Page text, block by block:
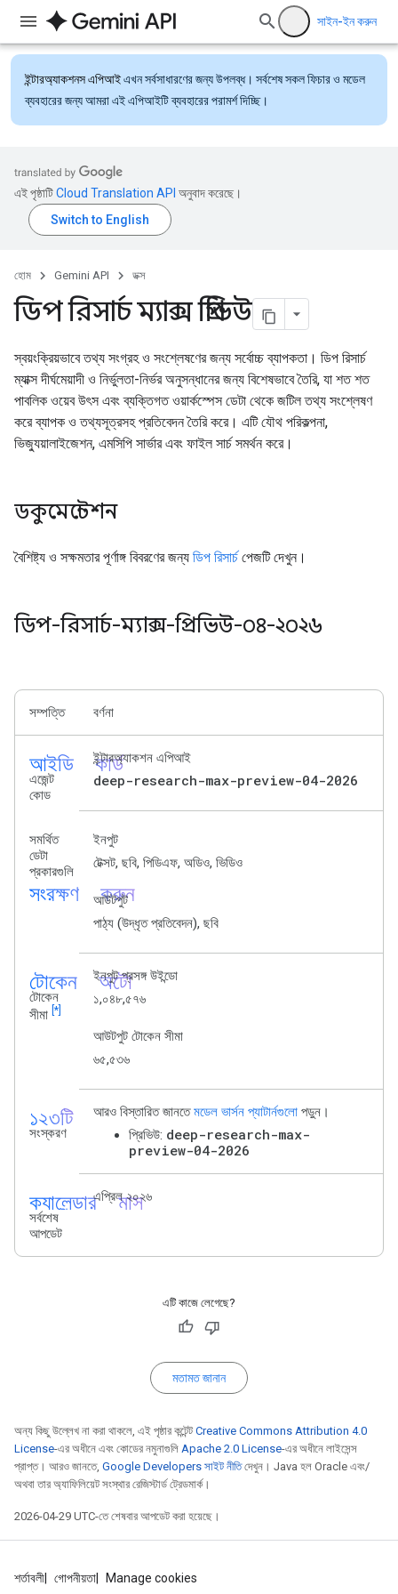
সাইন-ইন করুন
ইন্টারঅ্যাকশনস এপিআইএখন সর্বসাধারণের জন্য উপলব্ধ। সর্বশেষ সকল ফিচার ও মডেল
ব্যবহারের জন্য আমরা এই এপিআইটি ব্যবহারের পরামর্শ দিচ্ছি।
এই পৃষ্ঠাটিCloud Translation API অনুবাদ করেছে।
হোম Gemini API ডক্স
ডিপ রিসার্চ ম্যাক্স প্রিভিউ
স্বয়ংক্রিয়ভাবে তথ্য সংগ্রহ ও সংশ্লেষণের জন্য সর্বোচ্চ ব্যাপকতা। ডিপ রিসার্চ
ম্যাক্স দীর্ঘমেয়াদী ও নির্ভুলতা-নির্ভর অনুসন্ধানের জন্য বিশেষভাবে তৈরি, যা শত শত
পাবলিক ওয়েব উৎস এবং ব্যক্তিগত ওয়ার্কস্পেস ডেটা থেকে জটিল তথ্য সংশ্লেষণ
করে ব্যাপক ও তথ্যসূত্রসহ প্রতিবেদন তৈরি করে। এটি যৌথ পরিকল্পনা,
ভিজ্যুয়ালাইজেশন, এমসিপি সার্ভার এবং ফাইল সার্চ সমর্থন করে।
ডকুমেন্টেশন
বৈশিষ্ট্য ও সক্ষমতার পূর্ণাঙ্গ বিবরণের জন্য ডিপ রিসার্চপেজটি দেখুন।
ডিপ-রিসার্চ-ম্যাক্স-প্রিভিউ-০৪-২০২৬
সম্পত্তি বর্ণনা
আইডি_কার্ড
এজেন্ট
কোড
ইন্টারঅ্যাকশন এপিআই
deep-research-max-preview-04-2026
সমর্থিত
ডেটা
প্রকারগুলি
সংরক্ষণ করুন
ইনপুট
টেক্সট, ছবি, পিডিএফ, অডিও, ভিডিও
আউটপুট
পাঠ্য (উদ্ধৃত প্রতিবেদন), ছবি
টোকেন_অটো
টোকেন
সীমা [*]
ইনপুট প্রসঙ্গ উইন্ডো
১,০৪৮,৫৭৬
আউটপুট টোকেন সীমা
৬৫,৫৩৬
১২৩টি
সংস্করণ
আরও বিস্তারিত জানতেমডেল ভার্সন প্যাটার্নগুলো পড়ুন।
প্রিভিউ: deep-research-max-
preview-04-2026
ক্যালেন্ডার_মাস
সর্বশেষ
আপডেট
এপ্রিল ২০২৬
এটি কাজে লেগেছে?
মতামত জানান
অন্য কিছু উল্লেখ না করা থাকলে, এই পৃষ্ঠার কন্টেন্ট Creative Commons Attribution 4.0
License-এর অধীনে এবং কোডের নমুনাগুলি Apache 2.0 License-এর অধীনে লাইসেন্স
প্রাপ্ত। আরও জানতে, Google Developers সাইট নীতিদেখুন। Java হল Oracle এবং/
অথবা তার অ্যাফিলিয়েট সংস্থার রেজিস্টার্ড ট্রেডমার্ক।
2026-04-29 UTC-তে শেষবার আপডেট করা হয়েছে।
শর্তাবলী গোপনীয়তা Manage cookies